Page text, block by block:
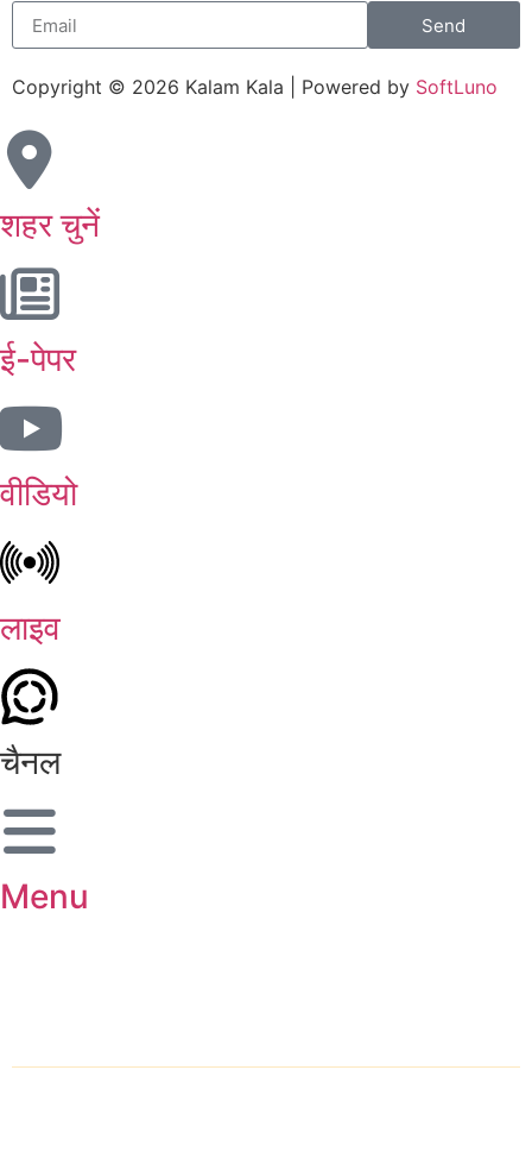
Send
Copyright © 2026 Kalam Kala | Powered by SoftLuno
शहर चुनें
ई-पेपर
वीडियो
लाइव
चैनल
Menu